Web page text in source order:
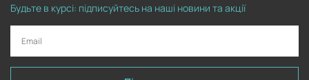
Будьте в курсі: підписуйтесь на наші новини та акції